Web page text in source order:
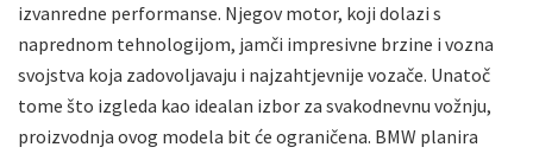
izvanredne performanse. Njegov motor, koji dolazi s
naprednom tehnologijom, jamči impresivne brzine i vozna
svojstva koja zadovoljavaju i najzahtjevnije vozače. Unatoč
tome što izgleda kao idealan izbor za svakodnevnu vožnju,
proizvodnja ovog modela bit će ograničena. BMW planira